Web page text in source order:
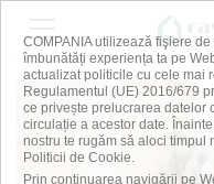
COMPANIA utilizează fişiere
îmbunătăți experiența ta pe
actualizat politicile cu cele mai
Regulamentul (UE) 2016/679
ce privește prelucrarea datelor
circulație a acestor date.
nostru te rugăm să aloci timpul
Politicii de Cookie.
Prin continuarea navigării pe